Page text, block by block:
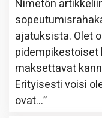
Nimetön
ajatuksista. Olet
maksettavat
Erityisesti voisi
ovat…”